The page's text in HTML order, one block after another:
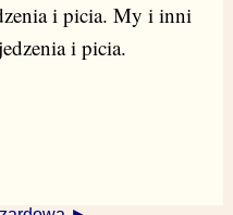
i picia. My i inni
i picia.